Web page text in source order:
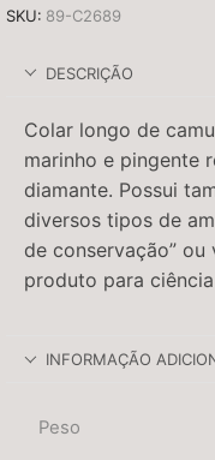
SKU: 89-C2689
DESCRIÇÃO
Colar longo de
marinho e pingente
diamante. Possui
diversos tipos de
de conservação”
produto para
INFORMAÇÃO
Peso